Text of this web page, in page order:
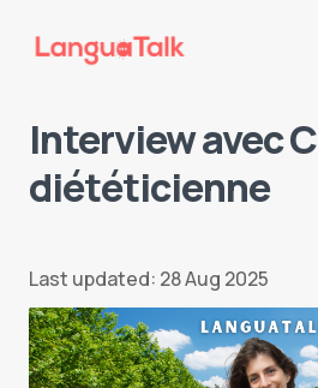
Interview avec
diététicienne
Last updated: 28 Aug 2025